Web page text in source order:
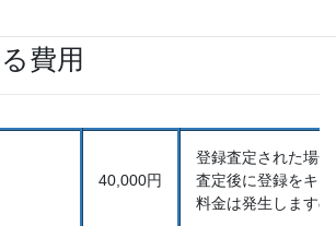
費用
40,000円
登録査定された場
査定後に登録をキ
料金は発生します